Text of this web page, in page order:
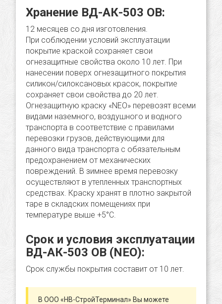
Хранение ВД-АК-503 ОВ:
12 месяцев со дня изготовления.
При соблюдении условий эксплуатации
покрытие краской сохраняет свои
огнезащитные свойства около 10 лет. При
нанесении поверх огнезащитного покрытия
силикон/силоксановых красок, покрытие
сохраняет свои свойства до 20 лет.
Огнезащитную краску «NEO» перевозят всеми
видами наземного, воздушного и водного
транспорта в соответствие с правилами
перевозки грузов, действующими для
данного вида транспорта с обязательным
предохранением от механических
повреждений. В зимнее время перевозку
осуществляют в утепленных транспортных
средствах. Краску хранят в плотно закрытой
таре в складских помещениях при
температуре выше +5°С.
Срок и условия эксплуатации
ВД-АК-503 ОВ (NEO):
Срок службы покрытия составит от 10 лет.
В ООО «НВ-СтройТерминал» Вы можете